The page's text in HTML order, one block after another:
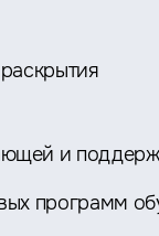
и
программ